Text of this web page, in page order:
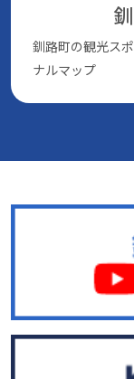
釧路町の観光ス
ナルマップ